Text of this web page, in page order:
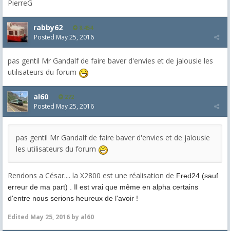
PierreG
rabby62 8,454
Posted May 25, 2016
pas gentil Mr Gandalf de faire baver d'envies et de jalousie les
utilisateurs du forum
al60 272
Posted May 25, 2016
pas gentil Mr Gandalf de faire baver d'envies et de jalousie
les utilisateurs du forum
Rendons a César.... la X2800 est une réalisation de Fred24 (sauf
erreur de ma part) . Il est vrai que même en alpha certains
d'entre nous serions heureux de l'avoir !
Edited May 25, 2016 by al60